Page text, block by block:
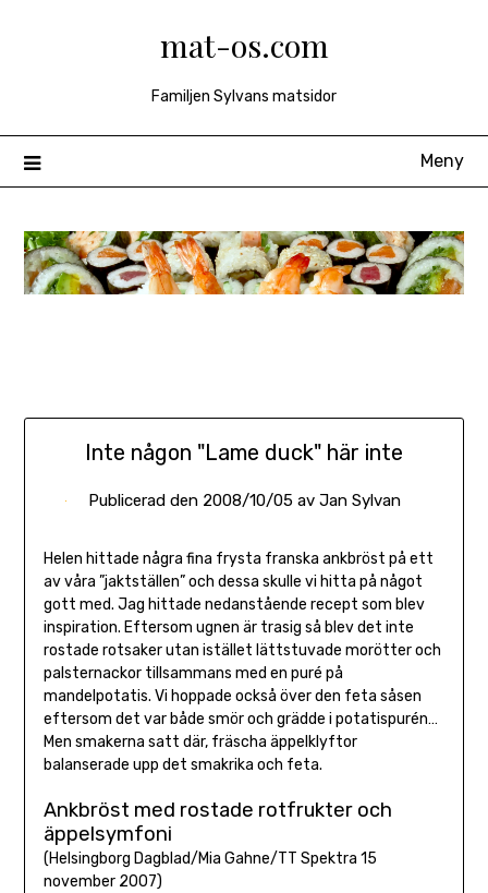
mat-os.com
Familjen Sylvans matsidor
Meny
Inte någon "Lame duck" här inte
Publicerad den 2008/10/05av Jan Sylvan
Helen hittade några fina frysta franska ankbröst på ett
av våra ”jaktställen” och dessa skulle vi hitta på något
gott med. Jag hittade nedanstående recept som blev
inspiration. Eftersom ugnen är trasig så blev det inte
rostade rotsaker utan istället lättstuvade morötter och
palsternackor tillsammans med en puré på
mandelpotatis. Vi hoppade också över den feta såsen
eftersom det var både smör och grädde i potatispurén…
Men smakerna satt där, fräscha äppelklyftor
balanserade upp det smakrika och feta.
Ankbröst med rostade rotfrukter och
äppelsymfoni
(Helsingborg Dagblad/Mia Gahne/TT Spektra 15
november 2007)